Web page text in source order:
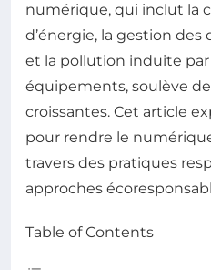
numérique, qui inclut la
d’énergie, la gestion
et la pollution induite
équipements, soulève
croissantes. Cet article
pour rendre le
travers des pratiques
approches
Table of Contents